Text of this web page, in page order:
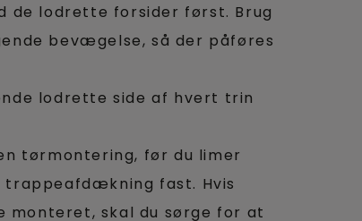
de lodrette forsider først. Brug
bevægelse, så der påføres
lodrette side af hvert trin
tørmontering, før du limer
fast. Hvis
monteret, skal du sørge for at